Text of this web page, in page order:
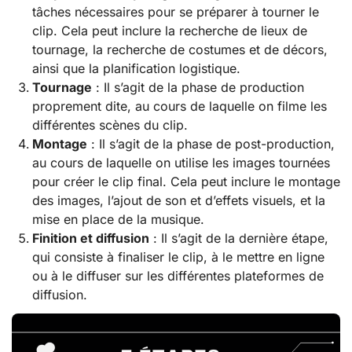
tâches nécessaires pour se préparer à tourner le
clip. Cela peut inclure la recherche de lieux de
tournage, la recherche de costumes et de décors,
ainsi que la planification logistique.
Tournage : Il s’agit de la phase de production
proprement dite, au cours de laquelle on filme les
différentes scènes du clip.
Montage : Il s’agit de la phase de post-production,
au cours de laquelle on utilise les images tournées
pour créer le clip final. Cela peut inclure le montage
des images, l’ajout de son et d’effets visuels, et la
mise en place de la musique.
Finition et diffusion : Il s’agit de la dernière étape,
qui consiste à finaliser le clip, à le mettre en ligne
ou à le diffuser sur les différentes plateformes de
diffusion.